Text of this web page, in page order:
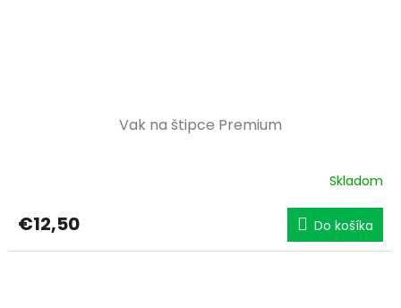
Vak na štipce Premium
Skladom
€12,50 Do košíka